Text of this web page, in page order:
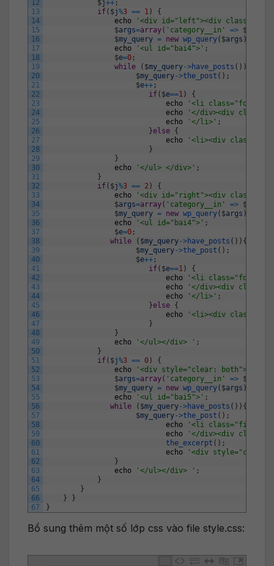
12
13
14
15
16
17
18
19
20
21
22
23
24
25
26
27
28
29
30
31
32
33
34
35
36
37
38
39
40
41
42
43
44
45
46
47
48
49
50
51
52
53
54
55
56
57
58
59
60
61
62
63
64
65
66
67
$j++ ;
if( $j%3 == 1 )
{
echo
'<div id="left"><div
$args=array( 'category__in' => $
$my_query = new wp_query( $args )
echo
'<ul id="bai4">' ;
$e=0 ;
while
( $my_query->have_posts ( ) )
$my_query->the_post ( ) ;
$e++ ;
if ( $e==1 )
{
echo
'<li
echo
'</div><div
echo
'</li>' ;
}else {
echo
'<li><div
}
}
echo
'</ul> </div>' ;
}
if ( $j%3 == 2 )
{
echo
'<div id="right"><div
$args=array( 'category__in' => $
$my_query = new wp_query( $args )
echo
'<ul id="bai4">' ;
$e=0 ;
while
( $my_query->have_posts ( ) ) {
$my_query->the_post ( ) ;
$e++ ;
if( $e==1 )
{
echo
'<li
echo
'</div><div
echo
'</li>' ;
}else {
echo
'<li><div
}
}
echo
'</ul></div> ' ;
}
if( $j%3 == 0 )
{
echo
'<div style="clear: both"></
$args=array( 'category__in' => $
$my_query = new wp_query( $args )
echo
'<ul id="bai5">' ;
while
( $my_query->have_posts ( ) ) {
$my_query->the_post ( ) ;
echo
'<li
echo
'</div><div
the_excerpt ( ) ;
echo
'<div
}
echo
'</ul></div> ' ;
}
}
}
}
}
Bổ sung thêm một số lớp css vào file style.css: